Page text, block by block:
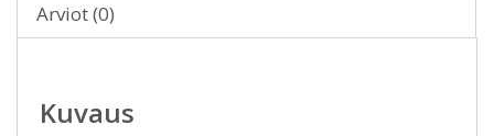
Arviot (0)
Kuvaus